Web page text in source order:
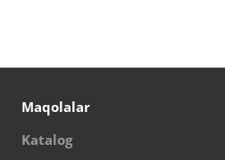
Maqolalar
Katalog